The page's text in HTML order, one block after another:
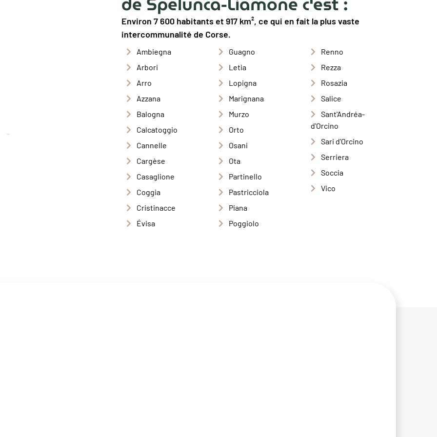
Environ 7 600 habitants et 917 km², ce qui en fait la plus vaste
intercommunalité de Corse.
Ambiegna
Arbori
Arro
Azzana
Balogna
Calcatoggio
Cannelle
Cargèse
Casaglione
Coggia
Cristinacce
Évisa
Guagno
Letia
Lopigna
Marignana
Murzo
Orto
Osani
Ota
Partinello
Pastricciola
Piana
Poggiolo
Renno
Rezza
Rosazia
Salice
Sant'Andréa-
d'Orcino
Sari d'Orcino
Serriera
Soccia
Vico